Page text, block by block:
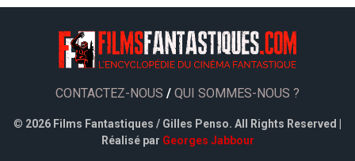
CONTACTEZ-NOUS / QUI SOMMES-NOUS ?
© 2026 Films Fantastiques / Gilles Penso. All Rights Reserved |
Réalisé par Georges Jabbour